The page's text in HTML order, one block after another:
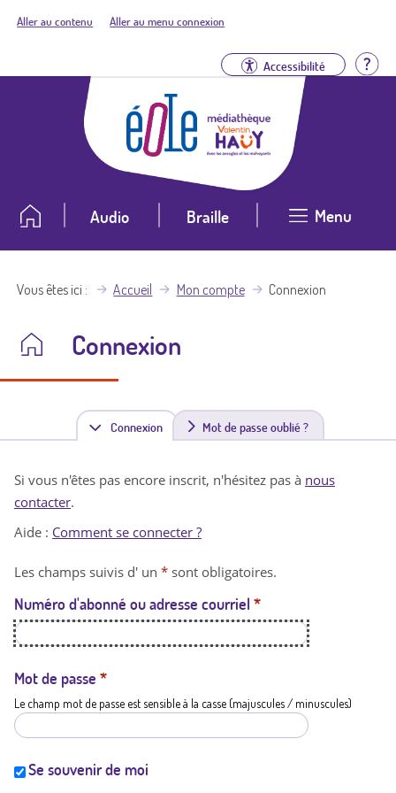
Aller au contenu Aller au menu connexion
Accessibilité
Audio Braille Menu
Vous êtes ici Accueil Mon compte Connexion
Connexion
Connexion(
n
t
a
t
i
Mot de passe oublié ?
Si vous n'êtes pas encore inscrit, n'hésitez pas à nous
contacter.
Aide : Comment se connecter ?
Les champs suivis d' un * sont obligatoires.
Numéro d'abonné ou adresse courriel *
Mot de passe *
Le champ mot de passe est sensible à la casse (majuscules / minuscules)
Se souvenir de moi